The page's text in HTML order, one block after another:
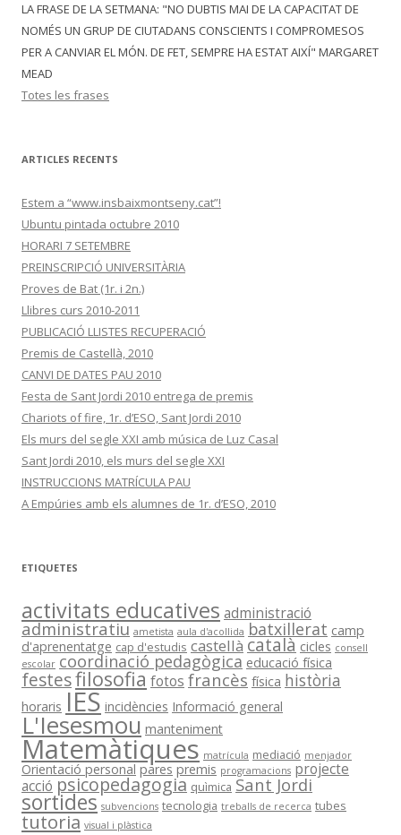
LA FRASE DE LA SETMANA: "NO DUBTIS MAI DE LA CAPACITAT DE
NOMÉS UN GRUP DE CIUTADANS CONSCIENTS I COMPROMESOS
PER A CANVIAR EL MÓN. DE FET, SEMPRE HA ESTAT AIXÍ" MARGARET
MEAD
Totes les frases
ARTICLES RECENTS
Estem a “www.insbaixmontseny.cat”!
Ubuntu pintada octubre 2010
HORARI 7 SETEMBRE
PREINSCRIPCIÓ UNIVERSITÀRIA
Proves de Bat (1r. i 2n.)
Llibres curs 2010-2011
PUBLICACIÓ LLISTES RECUPERACIÓ
Premis de Castellà, 2010
CANVI DE DATES PAU 2010
Festa de Sant Jordi 2010 entrega de premis
Chariots of fire, 1r. d’ESO, Sant Jordi 2010
Els murs del segle XXI amb música de Luz Casal
Sant Jordi 2010, els murs del segle XXI
INSTRUCCIONS MATRÍCULA PAU
A Empúries amb els alumnes de 1r. d’ESO, 2010
ETIQUETES
activitats educatives administració
administratiu ametista aula d'acollida batxillerat camp
d'aprenentatge cap d'estudis castellà català cicles consell
escolar coordinació pedagògica educació física
festesfilosofia fotos francès física història
horaris IES incidències Informació general
L'Iesesmou manteniment
Matemàtiques matrícula mediació menjador
Orientació personal pares premis programacions projecte
acció psicopedagogia quìmica Sant Jordi
sortides subvencions tecnologia treballs de recerca tubes
tutoria visual i plàstica